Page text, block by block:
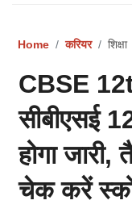
Home करियर शिक्षा
CBSE
सीबीएसई
होगा
चेक करें